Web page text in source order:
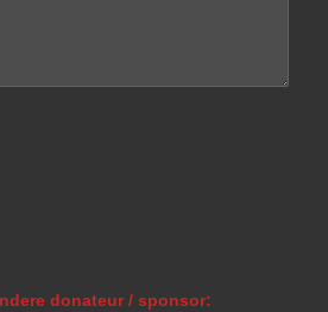
donateur / sponsor: